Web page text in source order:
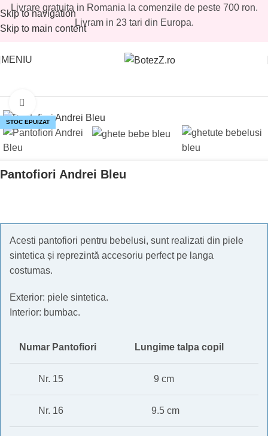
Skip to navigation
Skip to main content
Livrare gratuita in Romania la comenzile de peste 700 ron.
Livram in 23 tari din Europa.
MENIU
STOC EPUIZAT
Pantofiori Andrei Bleu
Acesti pantofiori pentru bebelusi, sunt realizati din piele
sintetica și reprezintă accesoriu perfect pe langa
costumas.
Exterior: piele sintetica.
Interior: bumbac.
Numar Pantofiori Lungime talpa copil
Nr. 15 9 cm
Nr. 16 9.5 cm